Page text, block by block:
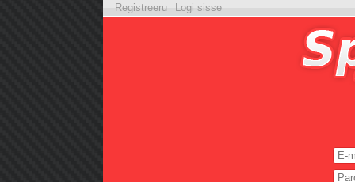
Registreeru Logi sisse